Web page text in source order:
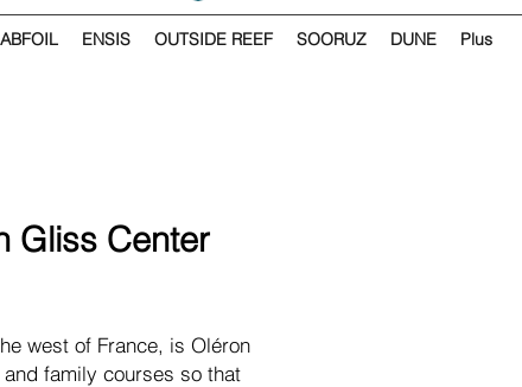
ENSIS OUTSIDE REEF SOORUZ DUNE Plus
Gliss Center
west of France, is Oléron
family courses so that